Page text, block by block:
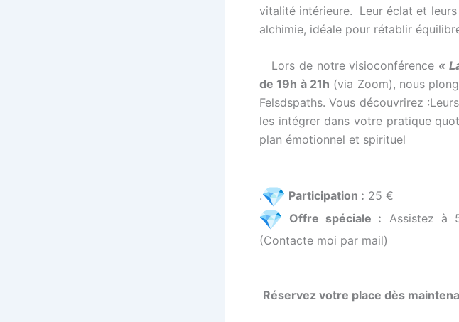
vitalité intérieure. Leur éclat et
alchimie, idéale pour rétablir
Lors de notre visioconférence «
de 19h à 21h (via Zoom), nous
Felsdspaths. Vous découvrirez
les intégrer dans votre pratique
plan émotionnel et spirituel
. Participation : 25 €
Offre spéciale : Assistez à
(Contacte moi par mail)
Réservez votre place dès